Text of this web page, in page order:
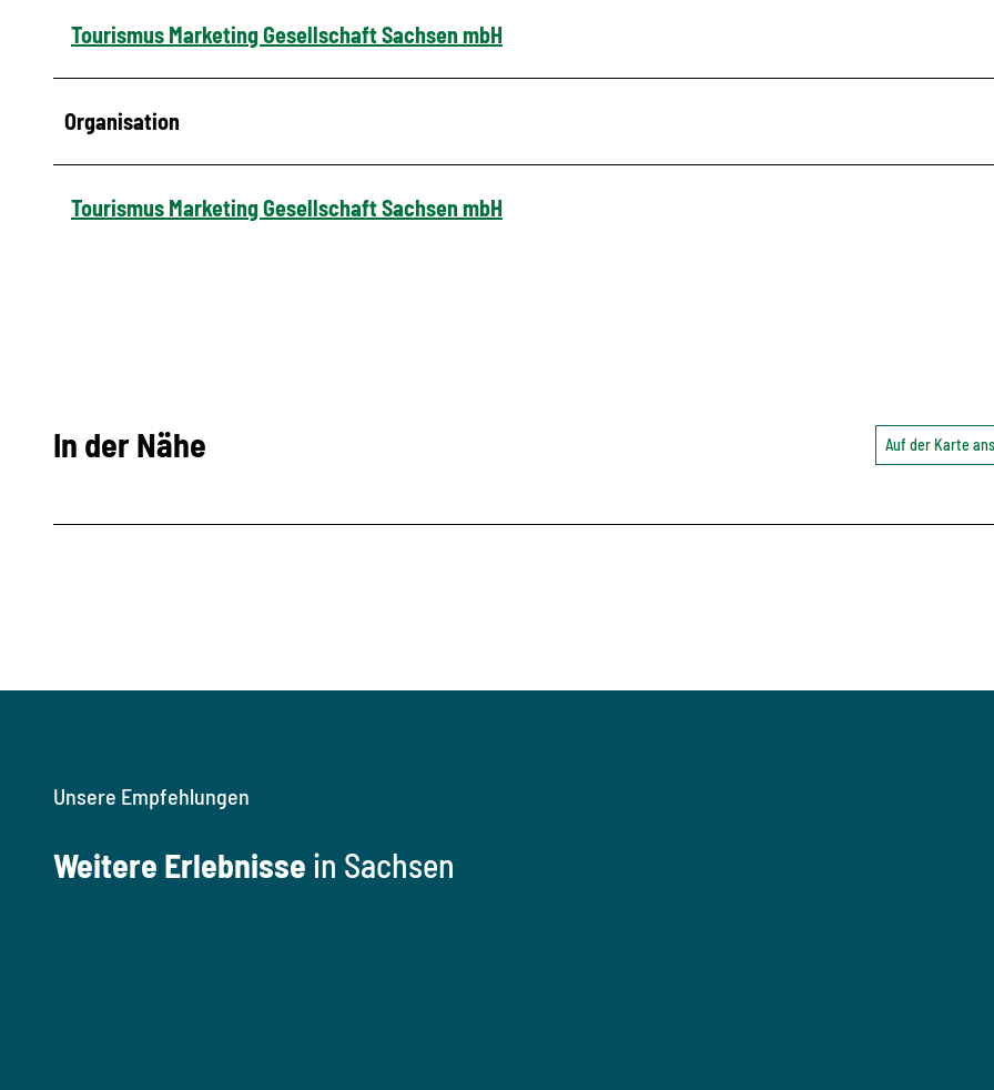
Tourismus Marketing Gesellschaft Sachsen mbH
Organisation
Tourismus Marketing Gesellschaft Sachsen mbH
In der Nähe Auf der Karte
Unsere Empfehlungen
Weitere Erlebnisse in Sachsen